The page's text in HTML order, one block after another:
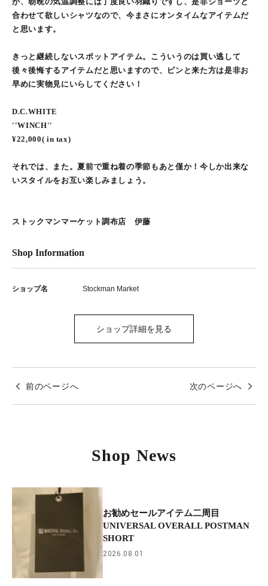
合わせて欲しいシャツなので、今まさにオンタイムなアイテムだ
と思います。
きっと継続しないスポットアイテム。こういうのは買い逃して
後々後悔するアイテムだと思いますので、ピンと来た方は是非お
早めに実物見にいらしてください！
D.C.WHITE
''WINCH''
¥22,000( in tax)
それでは、また。夏前で重ね着の季節もあと僅か！今しか出来な
いスタイルをお互い楽しみましょう。
ストックマンマーケット調布店 伊藤
Shop Information
ショップ名 Stockman Market
ショップ詳細を見る
前のページへ 次のページへ
Shop News
お勧めセールアイテム二周目
UNIVERSAL OVERALL POSTMAN
SHORT
2026.08.01